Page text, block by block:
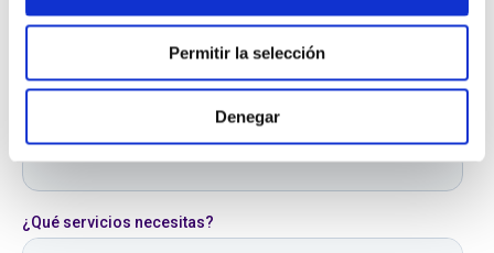
Permitir la selección
Denegar